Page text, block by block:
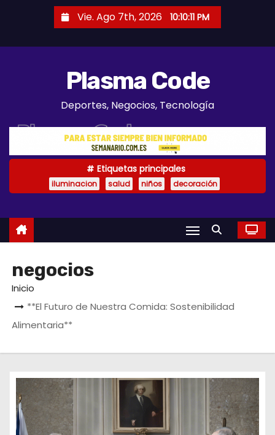
Vie. Ago 7th, 2026 10:10:13 PM
Plasma Code
Deportes, Negocios, Tecnología
Etiquetas principales
iluminacion salud niños decoración
negocios
Inicio
**El Futuro de Nuestra Comida: Sostenibilidad
Alimentaria**